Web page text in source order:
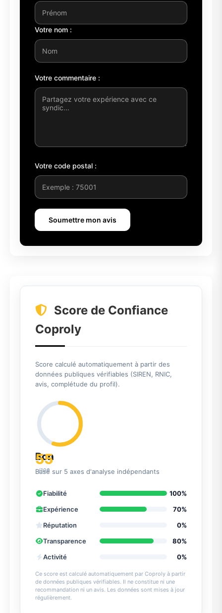
Votre nom :
Votre commentaire :
Votre code postal :
Soumettre mon avis
Score de Confiance
Coproly
Score calculé automatiquement à partir des
données publiques vérifiables (SIREN, RNIC,
avis, complétude du profil).
55
/100
Bon
Basé sur 5 axes d'analyse indépendants
Fiabilité
100%
Expérience
70%
Réputation
0%
Transparence
80%
Activité
0%
Ce score est calculé automatiquement par Coproly à partir
de données publiques vérifiables. Il ne constitue ni une
recommandation ni un avis. Les données sont mises à jour
régulièrement.